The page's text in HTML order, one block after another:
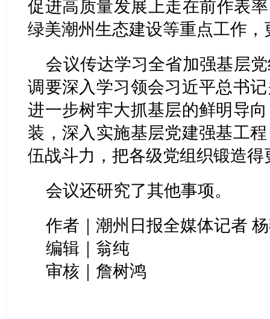
促进高质量发展上走在前作表
绿美潮州生态建设等重点工作
会议传达学习全省加强基层
调要深入学习领会习近平总书
进一步树牢大抓基层的鲜明导
装，深入实施基层党建强基工
伍战斗力，把各级党组织锻造
会议还研究了其他事项。
作者｜潮州日报全媒体记者
编辑｜翁纯
审核｜詹树鸿